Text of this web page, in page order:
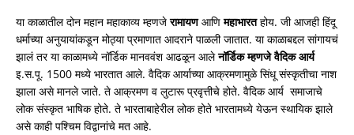
या काळातील दोन महान महाकाव्य म्हणजेरामायणआणिमहाभारतहोय. जी आजही हिंदू
धर्माच्या अनुयायांकडून मोठ्या प्रमाणात आदराने पाळली जातात. या काळाबद्दल सांगायचं
झालं तर या काळामध्ये नॉर्डिक मानववंश आढळून आलेनॉर्डिकम्हणजे वैदिक आर्य
इ.स.पू. 1500 मध्ये भारतात आले. वैदिक आर्याच्या आक्रमणामुळे सिंधू संस्कृतीचा नाश
झाला असे मानले जाते. ते आक्रमण व लुटारू प्रवृत्तीचे होते. वैदिक आर्य समाजाचे
लोक संस्कृत भाषिक होते. ते भारताबाहेरील लोक होते भारतामध्ये येऊन स्थायिक झाले
असे काही पश्चिम विद्वानांचे मत आहे.